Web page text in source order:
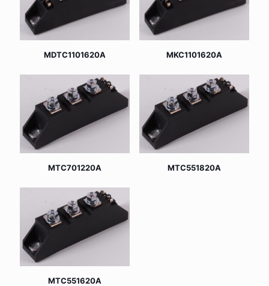
MDTC1101620A MKC1101620A
MTC701220A MTC551820A
MTC551620A